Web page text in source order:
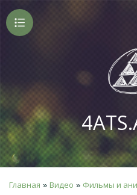
Главная » Видео » Фильмы и